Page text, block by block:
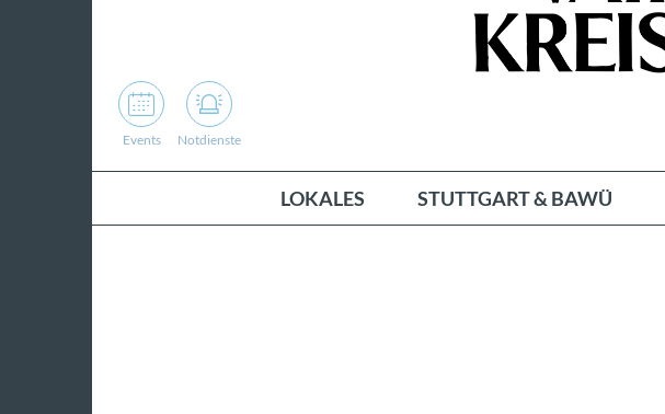
Events Notdienste
LOKALES STUTTGART & BAWÜ